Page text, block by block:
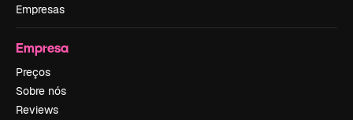
Empresas
Empresa
Preços
Sobre nós
Reviews